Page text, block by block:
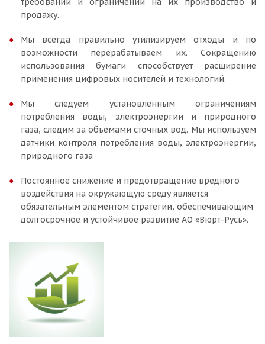
продажу.
Мы всегда правильно утилизируем отходы и по
возможности перерабатываем их. Сокращению
использования бумаги способствует расширение
применения цифровых носителей и технологий.
Мы следуем установленным ограничениям
потребления воды, электроэнергии и природного
газа, следим за объёмами сточных вод. Мы используем
датчики контроля потребления воды, электроэнергии,
природного газа
Постоянное снижение и предотвращение вредного
воздействия на окружающую среду является
обязательным элементом стратегии, обеспечивающим
долгосрочное и устойчивое развитие АО «Вюрт-Русь».